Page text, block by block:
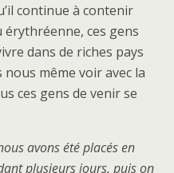
continue à contenir
érythréenne, ces gens
dans de riches pays
même voir avec la
ces gens de venir se
avons été placés en
plusieurs jours, puis on